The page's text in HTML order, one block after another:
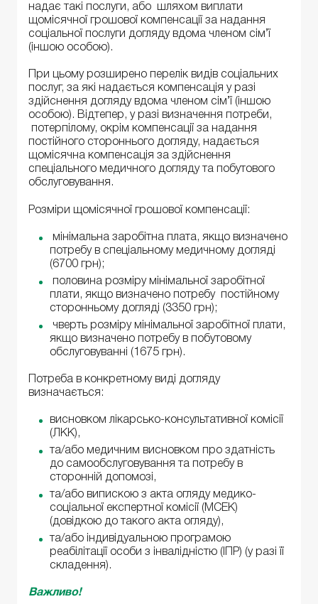
надає такі послуги, або шляхом виплати
щомісячної грошової компенсації за надання
соціальної послуги догляду вдома членом сім’ї
(іншою особою).
При цьому розширено перелік видів соціальних
послуг, за які надається компенсація у разі
здійснення догляду вдома членом сім’ї (іншою
особою). Відтепер, у разі визначення потреби,
потерпілому, окрім компенсації за надання
постійного стороннього догляду, надається
щомісячна компенсація за здійснення
спеціального медичного догляду та побутового
обслуговування.
Розміри щомісячної грошової компенсації:
мінімальна заробітна плата, якщо визначено
потребу в спеціальному медичному догляді
(6700 грн);
половина розміру мінімальної заробітної
плати, якщо визначено потребу постійному
сторонньому догляді (3350 грн);
чверть розміру мінімальної заробітної плати,
якщо визначено потребу в побутовому
обслуговуванні (1675 грн).
Потреба в конкретному виді догляду
визначається:
висновком лікарсько-консультативної комісії
(ЛКК),
та/або медичним висновком про здатність
до самообслуговування та потребу в
сторонній допомозі,
та/або випискою з акта огляду медико-
соціальної експертної комісії (МСЕК)
(довідкою до такого акта огляду),
та/або індивідуальною програмою
реабілітації особи з інвалідністю (ІПР) (у разі її
складення).
Важливо!